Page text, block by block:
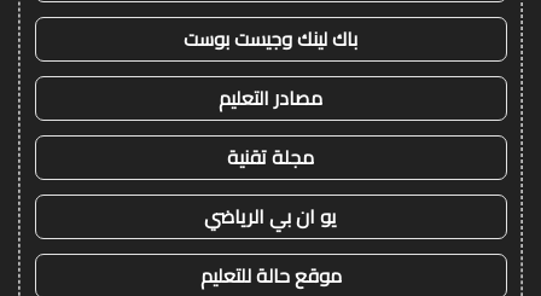
باك لينك وجيست بوست
مصادر التعليم
مجلة تقنية
يو ان بي الرياضي
موقع حالة للتعليم